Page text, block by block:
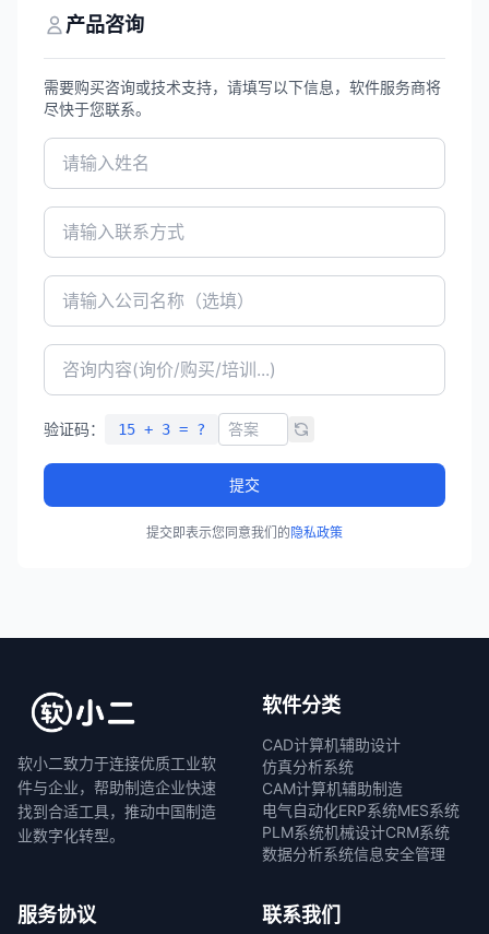
用于航空航天、汽车制造等高端制造领域。
产品咨询
需要购买咨询或技术支持，请填写以下信息，软件服务商将
尽快于您联系。
验证码： 15 + 3 = ?
提交
提交即表示您同意我们的隐私政策
软小二致力于连接优质工业软
件与企业，帮助制造企业快速
找到合适工具，推动中国制造
业数字化转型。
软件分类
CAD计算机辅助设计
仿真分析系统
CAM计算机辅助制造
电气自动化ERP系统MES系统
PLM系统机械设计CRM系统
数据分析系统信息安全管理
服务协议 联系我们